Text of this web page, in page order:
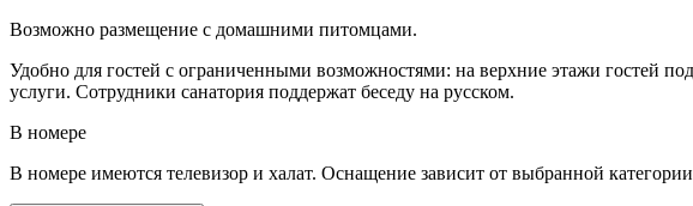
Возможно размещение с домашними питомцами.
Удобно для гостей с ограниченными возможностями: на верхние этажи гостей
услуги. Сотрудники санатория поддержат беседу на русском.
В номере
В номере имеются телевизор и халат. Оснащение зависит от выбранной